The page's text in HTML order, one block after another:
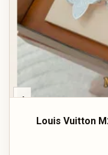
‹
Louis Vuitton